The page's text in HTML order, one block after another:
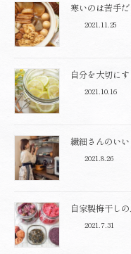
寒いのは苦手だ
2021.11.25
自分を大切に
2021.10.16
繊細さんのいい
2021.8.26
自家製梅干し
2021.7.31